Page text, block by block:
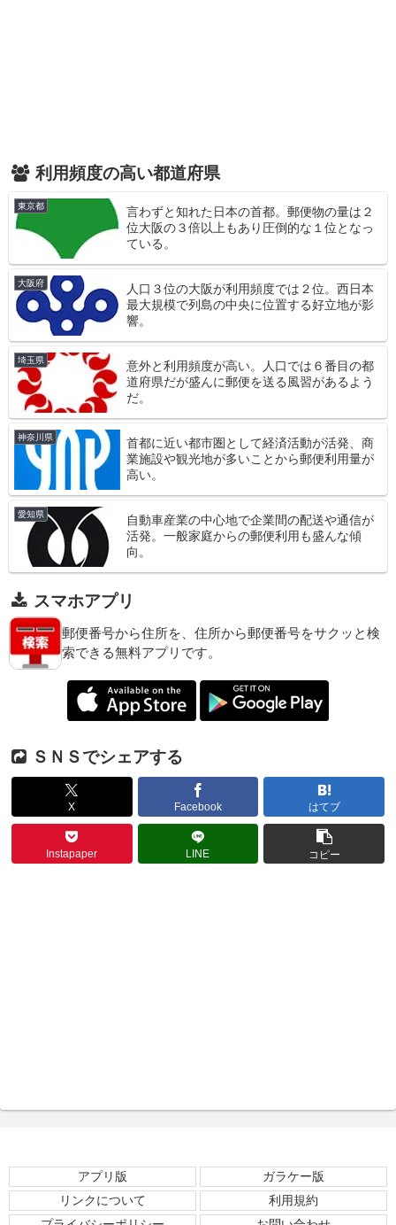
利用頻度の高い都道府県
東京都
言わずと知れた日本の首都。郵便物の量は２
位大阪の３倍以上もあり圧倒的な１位となっ
ている。
大阪府
人口３位の大阪が利用頻度では２位。西日本
最大規模で列島の中央に位置する好立地が影
響。
埼玉県
意外と利用頻度が高い。人口では６番目の都
道府県だが盛んに郵便を送る風習があるよう
だ。
神奈川県
首都に近い都市圏として経済活動が活発、商
業施設や観光地が多いことから郵便利用量が
高い。
愛知県
自動車産業の中心地で企業間の配送や通信が
活発。一般家庭からの郵便利用も盛んな傾
向。
スマホアプリ
郵便番号から住所を、住所から郵便番号をサクッと検
索できる無料アプリです。
ＳＮＳでシェアする
X Facebook はてブ
Instapaper LINE コピー
アプリ版
ガラケー版
リンクについて
利用規約